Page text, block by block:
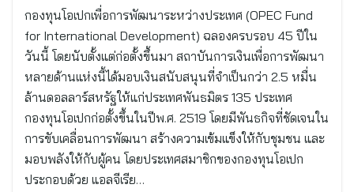
กองทุนโอเปกเพื่อการพัฒนาระหว่างประเทศ (OPEC Fund
for International Development) ฉลองครบรอบ 45 ปีใน
วันนี้ โดยนับตั้งแต่ก่อตั้งขึ้นมา สถาบันการเงินเพื่อการพัฒนา
หลายด้านแห่งนี้ได้มอบเงินสนับสนุนที่จำเป็นกว่า 2.5 หมื่น
ล้านดอลลาร์สหรัฐให้แก่ประเทศพันธมิตร 135 ประเทศ
กองทุนโอเปกก่อตั้งขึ้นในปีพ.ศ. 2519 โดยมีพันธกิจที่ชัดเจนใน
การขับเคลื่อนการพัฒนา สร้างความเข้มแข็งให้กับชุมชน และ
มอบพลังให้กับผู้คน โดยประเทศสมาชิกของกองทุนโอเปก
ประกอบด้วย แอลจีเรีย…